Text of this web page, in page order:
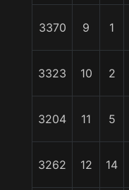
3370 9 1
3323 10 2
3204 11 5
3262 12 14